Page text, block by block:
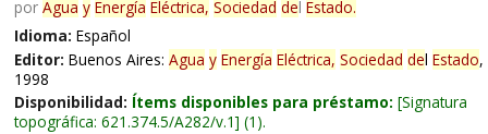
por Agua y Energía Eléctrica, Sociedad del Estado.
Idioma: Español
Editor: Buenos Aires: Agua y Energía Eléctrica, Sociedad del Estado,
1998
Disponibilidad: Ítems disponibles para préstamo: Signatura
topográfica: 621.374.5/A282/v.1 (1).